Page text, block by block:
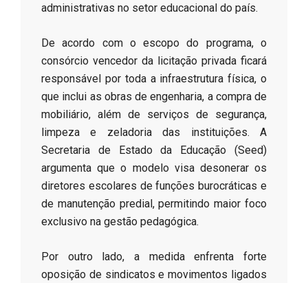
administrativas no setor educacional do país.
​De acordo com o escopo do programa, o
consórcio vencedor da licitação privada ficará
responsável por toda a infraestrutura física, o
que inclui as obras de engenharia, a compra de
mobiliário, além de serviços de segurança,
limpeza e zeladoria das instituições. A
Secretaria de Estado da Educação (Seed)
argumenta que o modelo visa desonerar os
diretores escolares de funções burocráticas e
de manutenção predial, permitindo maior foco
exclusivo na gestão pedagógica.
​Por outro lado, a medida enfrenta forte
oposição de sindicatos e movimentos ligados